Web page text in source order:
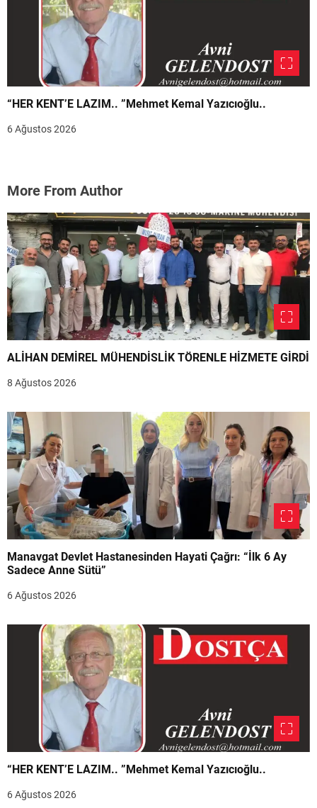
“HER KENT’E LAZIM.. ”Mehmet Kemal Yazıcıoğlu..
6 Ağustos 2026
More From Author
ALİHAN DEMİREL MÜHENDİSLİK TÖRENLE HİZMETE GİRDİ
8 Ağustos 2026
Manavgat Devlet Hastanesinden Hayati Çağrı: “İlk 6 Ay
Sadece Anne Sütü”
6 Ağustos 2026
“HER KENT’E LAZIM.. ”Mehmet Kemal Yazıcıoğlu..
6 Ağustos 2026